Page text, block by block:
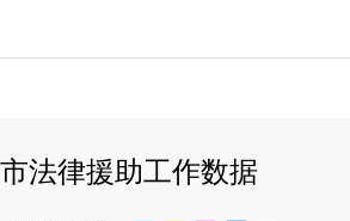
法律援助工作数据